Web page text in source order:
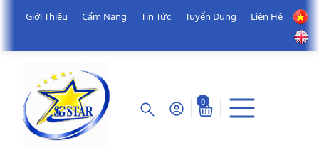
Giới Thiệu Cẩm Nang Tin Tức Tuyển Dụng Liên Hệ
0